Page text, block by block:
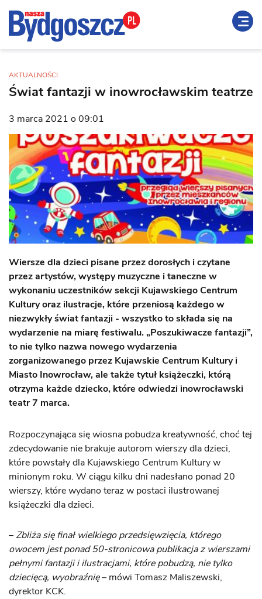
AKTUALNOŚCI
Świat fantazji w inowrocławskim teatrze
3 marca 2021 o 09:01
Wiersze dla dzieci pisane przez dorosłych i czytane
przez artystów, występy muzyczne i taneczne w
wykonaniu uczestników sekcji Kujawskiego Centrum
Kultury oraz ilustracje, które przeniosą każdego w
niezwykły świat fantazji - wszystko to składa się na
wydarzenie na miarę festiwalu. „Poszukiwacze fantazji”,
to nie tylko nazwa nowego wydarzenia
zorganizowanego przez Kujawskie Centrum Kultury i
Miasto Inowrocław, ale także tytuł książeczki, którą
otrzyma każde dziecko, które odwiedzi inowrocławski
teatr 7 marca.
Rozpoczynająca się wiosna pobudza kreatywność, choć tej
zdecydowanie nie brakuje autorom wierszy dla dzieci,
które powstały dla Kujawskiego Centrum Kultury w
minionym roku. W ciągu kilku dni nadesłano ponad 20
wierszy, które wydano teraz w postaci ilustrowanej
książeczki dla dzieci.
–Zbliża się finał wielkiego przedsięwzięcia, którego
owocem jest ponad 50-stronicowa publikacja z wierszami
pełnymi fantazji i ilustracjami, które pobudzą, nie tylko
dziecięcą, wyobraźnię– mówi Tomasz Maliszewski,
dyrektor KCK.